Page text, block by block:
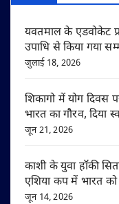
यवतमाल के एडवोकेट
उपाधि से किया गया
जुलाई 18, 2026
शिकागो में योग दिवस
भारत का गौरव, दिया
जून 21, 2026
काशी के युवा हॉकी
एशिया कप में भारत को
जून 14, 2026